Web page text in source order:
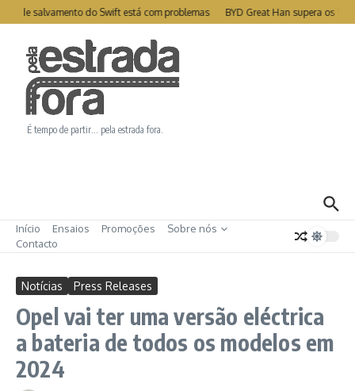
Ir para o conteúdo
de salvamento do Swift está com problemas BYD Great Han supera os
É tempo de partir… pela estrada fora.
Início Ensaios Promoções
Sobre nós
Contacto
Notícias Press Releases
Opel vai ter uma versão eléctrica
a bateria de todos os modelos em
2024